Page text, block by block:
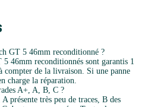
GT 5 46mm reconditionné ?
46mm reconditionnés sont garantis 1
compter de la livraison. Si une panne
charge la réparation.
A+, A, B, C ?
présente très peu de traces, B des